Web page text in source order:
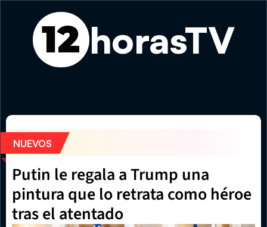
12 horasTV
Patrimonio que regresa a casa: el Museo Nacional
NUEVOS
Putin le regala a Trump una
pintura que lo retrata como héroe
tras el atentado